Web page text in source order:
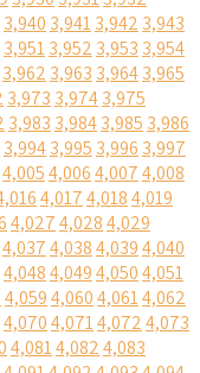
3,940 3,9413,942 3,943
3,9513,952 3,953 3,954
3,962 3,963 3,9643,965
3,973 3,9743,975
3,983 3,9843,985 3,986
3,9943,995 3,996 3,997
4,0054,0064,0074,008
4,0174,0184,019
4,0274,0284,029
4,0374,0384,0394,040
4,0484,0494,0504,051
4,0594,0604,0614,062
4,0704,0714,0724,073
4,0814,0824,083